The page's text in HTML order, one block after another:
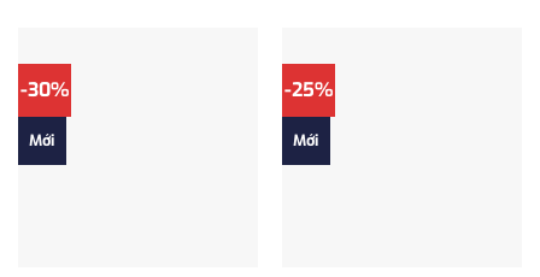
-30%
Mới
-25%
Mới